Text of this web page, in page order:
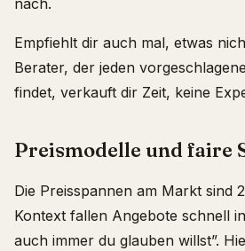
nach.
Empfiehlt dir auch mal, etwas
Berater, der jeden
findet, verkauft dir Zeit, keine
Preismodelle und faire
Die Preisspannen am Markt sind
Kontext fallen Angebote schnell
auch immer du glauben willst”.